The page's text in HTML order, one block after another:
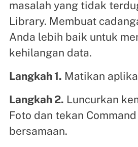
masalah yang tidak
Library. Membuat
Anda lebih baik untuk
kehilangan data.
Langkah 1. Matikan
Langkah 2. Luncurkan
Foto dan tekan
bersamaan.